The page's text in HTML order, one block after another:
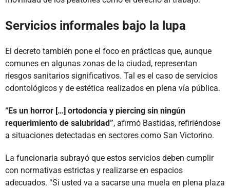
Servicios informales bajo la lupa
El decreto también pone el foco en prácticas que, aunque
comunes en algunas zonas de la ciudad, representan
riesgos sanitarios significativos. Tal es el caso de servicios
odontológicos y de estética realizados en plena vía pública.
“Es un horror […] ortodoncia y piercing sin ningún
requerimiento de salubridad”, afirmó Bastidas, refiriéndose
a situaciones detectadas en sectores como San Victorino.
La funcionaria subrayó que estos servicios deben cumplir
con normativas estrictas y realizarse en espacios
adecuados. “Si usted va a sacarse una muela en plena plaza